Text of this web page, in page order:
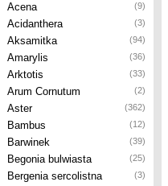
Acena (9)
Acidanthera (3)
Aksamitka (94)
Amarylis (36)
Arktotis (33)
Arum Cornutum (2)
Aster (362)
Bambus (12)
Barwinek (39)
Begonia bulwiasta (25)
Bergenia sercolistna (3)